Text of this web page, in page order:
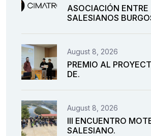
ASOCIACIÓN ENTRE
SALESIANOS
August 8, 2026
PREMIO AL
DE.
August 8, 2026
III ENCUENTRO
SALESIANO.